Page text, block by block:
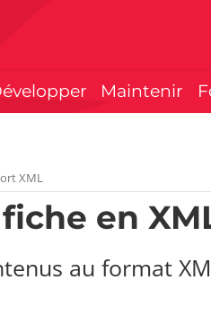
Maintenir
XML
en
au format